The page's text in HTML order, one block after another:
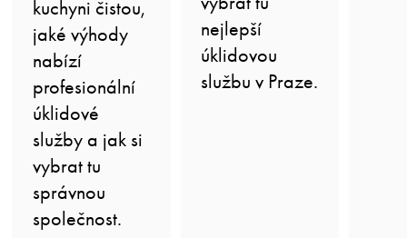
kuchyni čistou,
jaké výhody
nabízí
profesionální
úklidové
služby a jak si
vybrat tu
správnou
společnost.
nejlepší
úklidovou
službu v Praze.